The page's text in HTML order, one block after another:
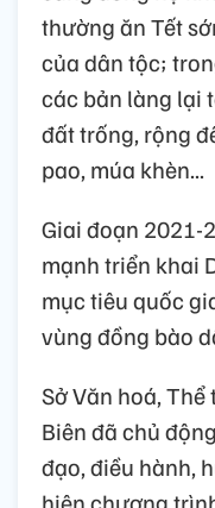
thường ăn Tết
của dân tộc;
các bản làng lại
đất trống, rộng
pao, múa khèn...
Giai đoạn 2021-
mạnh triển khai
mục tiêu quốc
vùng đồng bào
Sở Văn hoá,
Biên đã chủ
đạo, điều hành,